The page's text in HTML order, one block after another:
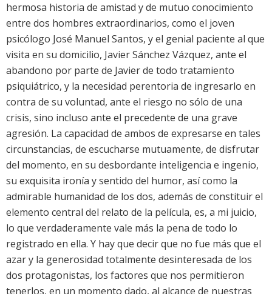
hermosa historia de amistad y de mutuo conocimiento
entre dos hombres extraordinarios, como el joven
psicólogo José Manuel Santos, y el genial paciente al que
visita en su domicilio, Javier Sánchez Vázquez, ante el
abandono por parte de Javier de todo tratamiento
psiquiátrico, y la necesidad perentoria de ingresarlo en
contra de su voluntad, ante el riesgo no sólo de una
crisis, sino incluso ante el precedente de una grave
agresión. La capacidad de ambos de expresarse en tales
circunstancias, de escucharse mutuamente, de disfrutar
del momento, en su desbordante inteligencia e ingenio,
su exquisita ironía y sentido del humor, así como la
admirable humanidad de los dos, además de constituir el
elemento central del relato de la película, es, a mi juicio,
lo que verdaderamente vale más la pena de todo lo
registrado en ella. Y hay que decir que no fue más que el
azar y la generosidad totalmente desinteresada de los
dos protagonistas, los factores que nos permitieron
tenerlos, en un momento dado, al alcance de nuestras